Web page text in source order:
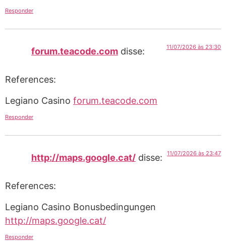
Responder
forum.teacode.com disse: 11/07/2026 às 23:30
References:
Legiano Casino forum.teacode.com
Responder
http://maps.google.cat/ disse: 11/07/2026 às 23:47
References:
Legiano Casino Bonusbedingungen
http://maps.google.cat/
Responder